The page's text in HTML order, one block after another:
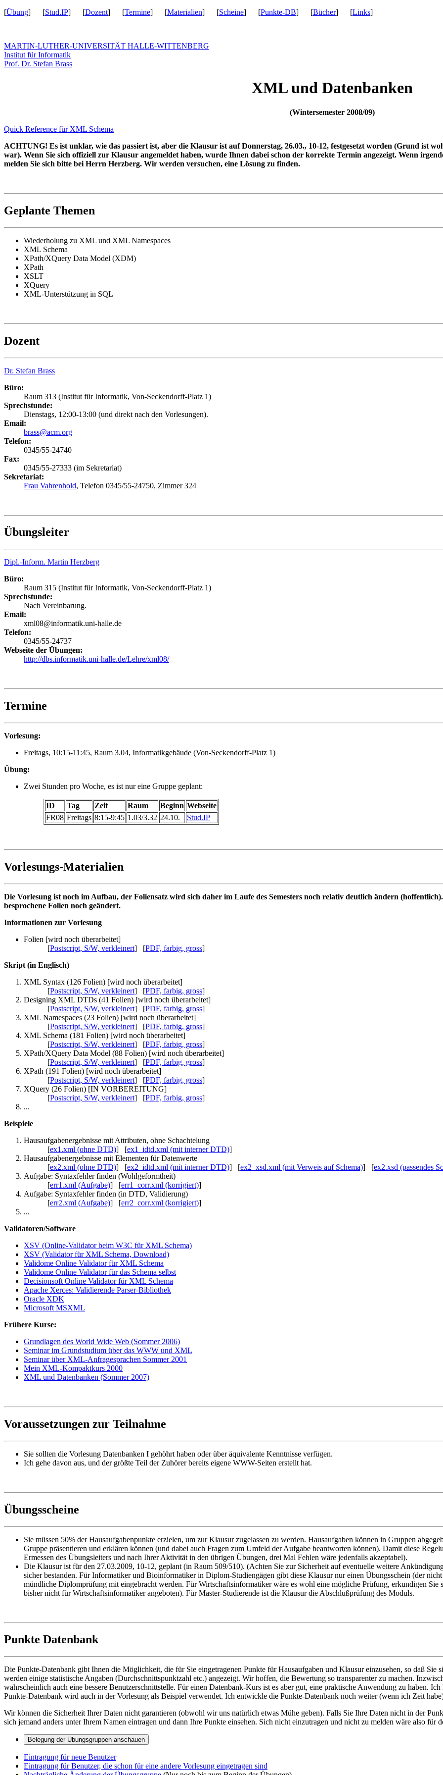
[Übung] [Stud.IP] [Dozent] [Termine] [Materialien] [Scheine] [Punkte-DB] [Bücher] [Links]
MARTIN-LUTHER-UNIVERSITÄT HALLE-WITTENBERG
Institut für Informatik
Prof. Dr. Stefan Brass
XML und Datenbanken
(Wintersemester 2008/09)
Quick Reference für XML Schema
ACHTUNG! Es ist unklar, wie das passiert ist, aber die Klausur ist auf Donnerstag, 26.03., 10-12, festgesetzt worden (Grund ist
war). Wenn Sie sich offiziell zur Klausur angemeldet haben, wurde Ihnen dabei schon der korrekte Termin angezeigt. Wenn
melden Sie sich bitte bei Herrn Herzberg. Wir werden versuchen, eine Lösung zu finden.
Geplante Themen
Wiederholung zu XML und XML Namespaces
XML Schema
XPath/XQuery Data Model (XDM)
XPath
XSLT
XQuery
XML-Unterstützung in SQL
Dozent
Dr. Stefan Brass
Büro:
Raum 313 (Institut für Informatik, Von-Seckendorff-Platz 1)
Sprechstunde:
Dienstags, 12:00-13:00 (und direkt nach den Vorlesungen).
Email:
brass@acm.org
Telefon:
0345/55-24740
Fax:
0345/55-27333 (im Sekretariat)
Sekretariat:
Frau Vahrenhold, Telefon 0345/55-24750, Zimmer 324
Übungsleiter
Dipl.-Inform. Martin Herzberg
Büro:
Raum 315 (Institut für Informatik, Von-Seckendorff-Platz 1)
Sprechstunde:
Nach Vereinbarung.
Email:
xml08@informatik.uni-halle.de
Telefon:
0345/55-24737
Webseite der Übungen:
http://dbs.informatik.uni-halle.de/Lehre/xml08/
Termine
Vorlesung:
Freitags, 10:15-11:45, Raum 3.04, Informatikgebäude (Von-Seckendorff-Platz 1)
Übung:
Zwei Stunden pro Woche, es ist nur eine Gruppe geplant:
ID Tag Zeit Raum Beginn Webseite
FR08 Freitags 8:15-9:45 1.03/3.32 24.10. Stud.IP
Vorlesungs-Materialien
Die Vorlesung ist noch im Aufbau, der Foliensatz wird sich daher im Laufe des Semesters noch relativ deutlich ändern
besprochene Folien noch geändert.
Informationen zur Vorlesung
Folien [wird noch überarbeitet]
[Postscript, S/W, verkleinert] [PDF, farbig, gross]
Skript (in Englisch)
XML Syntax (126 Folien) [wird noch überarbeitet]
[Postscript, S/W, verkleinert] [PDF, farbig, gross]
Designing XML DTDs (41 Folien) [wird noch überarbeitet]
[Postscript, S/W, verkleinert] [PDF, farbig, gross]
XML Namespaces (23 Folien) [wird noch überarbeitet]
[Postscript, S/W, verkleinert] [PDF, farbig, gross]
XML Schema (181 Folien) [wird noch überarbeitet]
[Postscript, S/W, verkleinert] [PDF, farbig, gross]
XPath/XQuery Data Model (88 Folien) [wird noch überarbeitet]
[Postscript, S/W, verkleinert] [PDF, farbig, gross]
XPath (191 Folien) [wird noch überarbeitet]
[Postscript, S/W, verkleinert] [PDF, farbig, gross]
XQuery (26 Folien) [IN VORBEREITUNG]
[Postscript, S/W, verkleinert] [PDF, farbig, gross]
...
Beispiele
Hausaufgabenergebnisse mit Attributen, ohne Schachtelung
[ex1.xml (ohne DTD)] [ex1_idtd.xml (mit interner DTD)]
Hausaufgabenergebnisse mit Elementen für Datenwerte
[ex2.xml (ohne DTD)] [ex2_idtd.xml (mit interner DTD)] [ex2_xsd.xml (mit Verweis auf Schema)] [ex2.xsd (passendes
Aufgabe: Syntaxfehler finden (Wohlgeformtheit)
[err1.xml (Aufgabe)] [err1_corr.xml (korrigiert)]
Aufgabe: Syntaxfehler finden (in DTD, Validierung)
[err2.xml (Aufgabe)] [err2_corr.xml (korrigiert)]
...
Validatoren/Software
XSV (Online-Validator beim W3C für XML Schema)
XSV (Validator für XML Schema, Download)
Validome Online Validator für XML Schema
Validome Online Validator für das Schema selbst
Decisionsoft Online Validator für XML Schema
Apache Xerces: Validierende Parser-Bibliothek
Oracle XDK
Microsoft MSXML
Frühere Kurse:
Grundlagen des World Wide Web (Sommer 2006)
Seminar im Grundstudium über das WWW und XML
Seminar über XML-Anfragesprachen Sommer 2001
Mein XML-Kompaktkurs 2000
XML und Datenbanken (Sommer 2007)
Voraussetzungen zur Teilnahme
Sie sollten die Vorlesung Datenbanken I gehöhrt haben oder über äquivalente Kenntnisse verfügen.
Ich gehe davon aus, und der größte Teil der Zuhörer bereits eigene WWW-Seiten erstellt hat.
Übungsscheine
Sie müssen 50% der Hausaufgabenpunkte erzielen, um zur Klausur zugelassen zu werden. Hausaufgaben können in Gruppen
Gruppe präsentieren und erklären können (und dabei auch Fragen zum Umfeld der Aufgabe beantworten können). Damit diese
Ermessen des Übungsleiters und nach Ihrer Aktivität in den übrigen Übungen, drei Mal Fehlen wäre jedenfalls akzeptabel).
Die Klausur ist für den 27.03.2009, 10-12, geplant (in Raum 509/510). (Achten Sie zur Sicherheit auf eventuelle weitere
sicher bestanden. Für Informatiker und Bioinformatiker in Diplom-Studiengägen gibt diese Klausur nur einen Übungsschein (der
mündliche Diplomprüfung mit eingebracht werden. Für Wirtschaftsinformatiker wäre es wohl eine mögliche Prüfung, erkundigen Sie
bisher nicht für Wirtschaftsinformatiker angeboten). Für Master-Studierende ist die Klausur die Abschlußprüfung des Moduls.
Punkte Datenbank
Die Punkte-Datenbank gibt Ihnen die Möglichkeit, die für Sie eingetragenen Punkte für Hausaufgaben und Klausur einzusehen, so daß
werden einige statistische Angaben (Durchschnittspunktzahl etc.) angezeigt. Wir hoffen, die Bewertung so transparenter zu machen.
wahrscheinlich auch eine bessere Benutzerschnittstelle. Für einen Datenbank-Kurs ist es aber gut, eine praktische Anwendung zu haben.
Punkte-Datenbank wird auch in der Vorlesung als Beispiel verwendet. Ich entwickle die Punkte-Datenbank noch weiter (wenn ich Zeit
Wir können die Sicherheit Ihrer Daten nicht garantieren (obwohl wir uns natürlich etwas Mühe geben). Falls Sie Ihre Daten nicht in der
sich jemand anders unter Ihrem Namen eintragen und dann Ihre Punkte einsehen. Sich nicht einzutragen und nicht zu melden wäre also für
Eintragung für neue Benutzer
Eintragung für Benutzer, die schon für eine andere Vorlesung eingetragen sind